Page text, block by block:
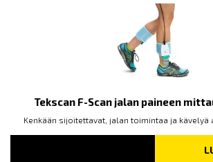
Tekscan F-Scan jalan paineen
Kenkään sijoitettavat, jalan toimintaa ja kävelyä